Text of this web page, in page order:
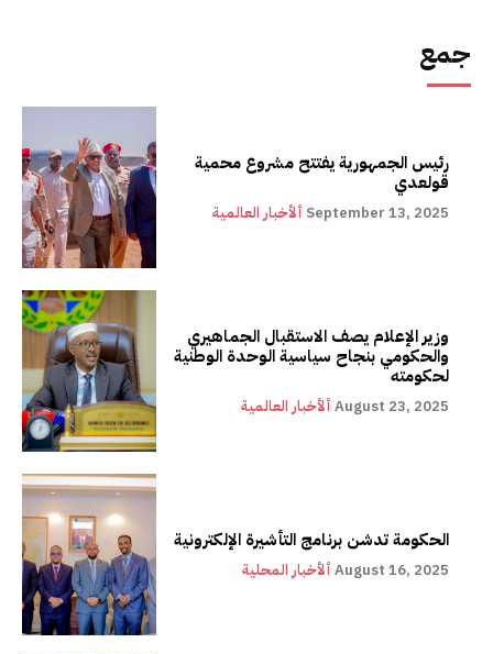
جمع
رئيس الجمهورية يفتتح مشروع محمية
قولعدي
ألأخبار العالمية September 13, 2025
وزير الإعلام يصف الاستقبال الجماهيري
والحكومي بنجاح سياسية الوحدة الوطنية
لحكومته
ألأخبار العالمية August 23, 2025
الحكومة تدشن برنامج التأشيرة الإلكترونية
ألأخبار المحلية August 16, 2025